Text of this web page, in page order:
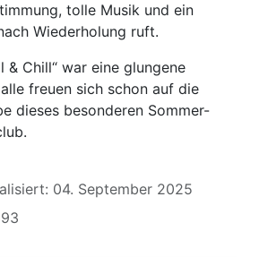
tolle Musik und ein
Wiederholung ruft.
& Chill“ war eine glungene
freuen sich schon auf die
dieses besonderen Sommer-
04. September 2025